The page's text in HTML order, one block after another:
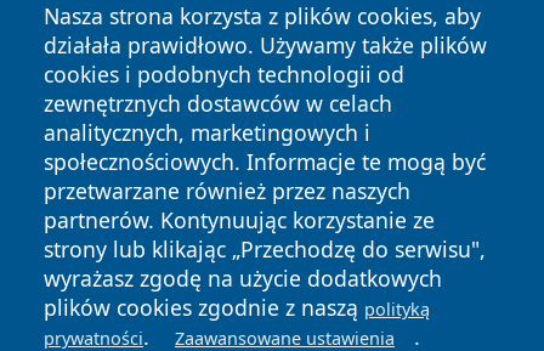
Nasza strona korzysta z plików cookies, aby
działała prawidłowo. Używamy także plików
cookies i podobnych technologii od
zewnętrznych dostawców w celach
analitycznych, marketingowych i
społecznościowych. Informacje te mogą być
przetwarzane również przez naszych
partnerów. Kontynuując korzystanie ze
strony lub klikając „Przechodzę do serwisu",
wyrażasz zgodę na użycie dodatkowych
plików cookies zgodnie z naszą polityką
prywatności. Zaawansowane ustawienia .
Copyright © 2026 katowicelove.pl Wszystkie prawa
zastrzeżone.
News Autorzy
Polityka
Prywatności
Polityka
Cookies